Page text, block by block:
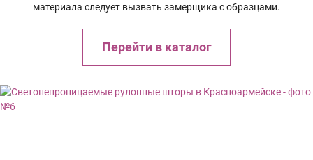
материала следует вызвать замерщика с образцами.
Перейти в каталог